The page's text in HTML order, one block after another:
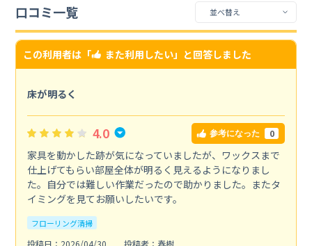
口コミ一覧
この利用者は「 また利用したい」と回答しました
床が明るく
4.0 参考になった 0
家具を動かした跡が気になっていましたが、ワックスまで
仕上げてもらい部屋全体が明るく見えるようになりまし
た。自分では難しい作業だったので助かりました。またタ
イミングを見てお願いしたいです。
フローリング清掃
投稿日：2026/04/30
投稿者：春樹